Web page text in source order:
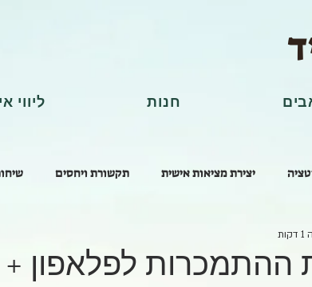
חנות ליווי
יצירת מציאות אישית תקשורת ויחסים
לפלאפון +